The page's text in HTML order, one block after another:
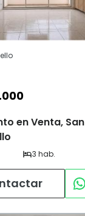
en Venta, San